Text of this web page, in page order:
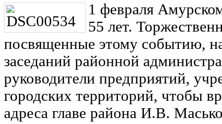
1 февраля
55 лет.
посвященные этому событию,
заседаний районной
руководители предприятий,
городских территорий, чтобы
адреса главе района И.В.